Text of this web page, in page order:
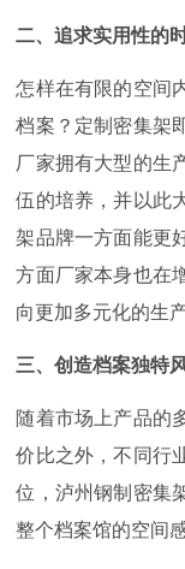
二、追求实用性的
怎样在有限的空间
档案？定制密集架
厂家拥有大型的生
伍的培养，并以此
架品牌一方面能更
方面厂家本身也在
向更加多元化的生
三、创造档案独特
随着市场上产品的
价比之外，不同行
位，泸州钢制密集
整个档案馆的空间